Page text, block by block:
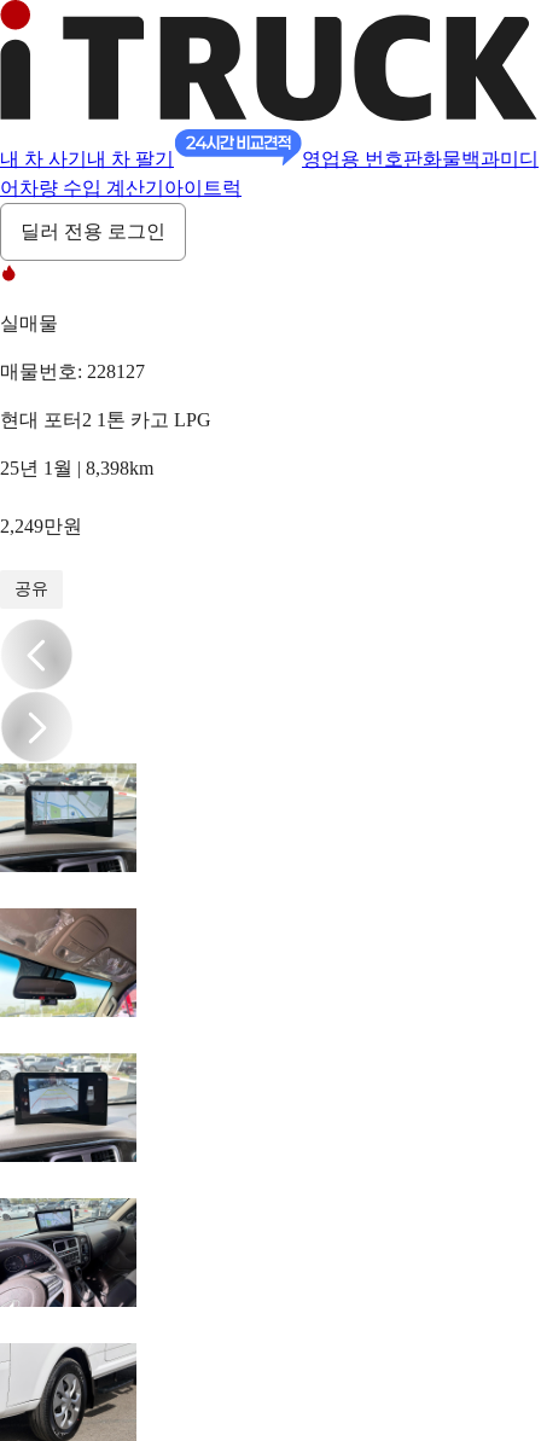
내 차 사기 내 차 팔기 영업용 번호판화물백과미디
어 차량 수입 계산기 아이트럭
딜러 전용 로그인
실매물
매물번호: 228127
현대 포터2 1톤 카고 LPG
25년 1월 | 8,398km
2,249만원
공유
/20